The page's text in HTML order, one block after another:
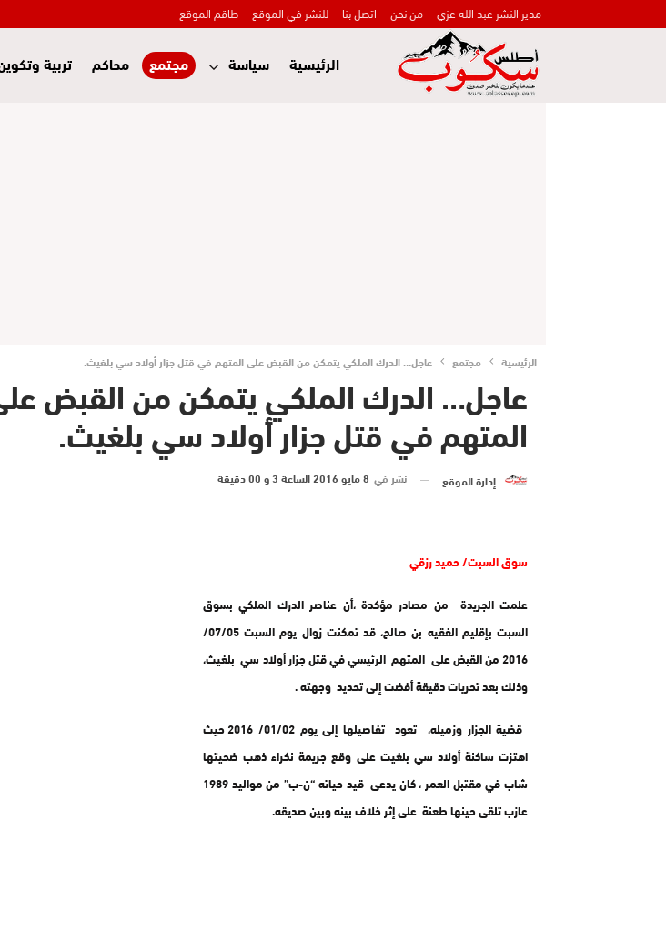
مدير النشر عبد الله عزي من نحن اتصل بنا للنشر في الموقع طاقم الموقع
الرئيسية سياسة مجتمع محاكم تربية
الرئيسية مجتمع عاجل… الدرك الملكي يتمكن من القبض على المتهم في قتل جزار أولاد سي بلغيث.
عاجل… الدرك الملكي يتمكن من القبض
المتهم في قتل جزار أولاد سي بلغيث.
إدارة الموقع نشر في 8 مايو 2016 الساعة 3 و 00 دقيقة
سوق السبت/ حميد رزقي
علمت الجريدة من مصادر مؤكدة ،أن عناصر الدرك الملكي بسوق
السبت بإقليم الفقيه بن صالح، قد تمكنت زوال يوم السبت 07/05/
2016 من القبض على المتهم الرئيسي في قتل جزار أولاد سي بلغيث،
وذلك بعد تحريات دقيقة أفضت إلى تحديد وجهته .
قضية الجزار وزميله، تعود تفاصيلها إلى يوم 01/02/ 2016 حيث
اهتزت ساكنة أولاد سي بلغيت على وقع جريمة نكراء ذهب ضحيتها
شاب في مقتبل العمر ، كان يدعى قيد حياته “ن-ب” من مواليد 1989
عازب تلقى حينها طعنة على إثر خلاف بينه وبين صديقه.